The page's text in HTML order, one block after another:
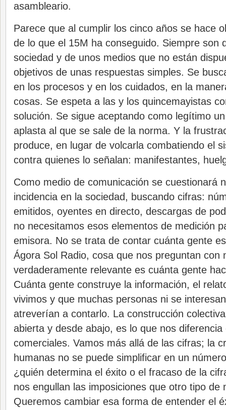
asambleario.
Parece que al cumplir los cinco años se hace
de lo que el 15M ha conseguido. Siempre son
sociedad y de unos medios que no están
objetivos de unas respuestas simples. Se
en los procesos y en los cuidados, en la
cosas. Se espeta a las y los quincemayistas
solución. Se sigue aceptando como legítimo
aplasta al que se sale de la norma. Y la
produce, en lugar de volcarla combatiendo el
contra quienes lo señalan: manifestantes,
Como medio de comunicación se cuestionará
incidencia en la sociedad, buscando cifras:
emitidos, oyentes en directo, descargas de
no necesitamos esos elementos de medición
emisora. No se trata de contar cuánta gente
Ágora Sol Radio, cosa que nos preguntan con
verdaderamente relevante es cuánta gente
Cuánta gente construye la información, el
vivimos y que muchas personas ni se
atreverían a contarlo. La construcción
abierta y desde abajo, es lo que nos diferencia
comerciales. Vamos más allá de las cifras; la
humanas no se puede simplificar en un
¿quién determina el éxito o el fracaso de la
nos engullan las imposiciones que otro tipo de
Queremos cambiar esa forma de entender el